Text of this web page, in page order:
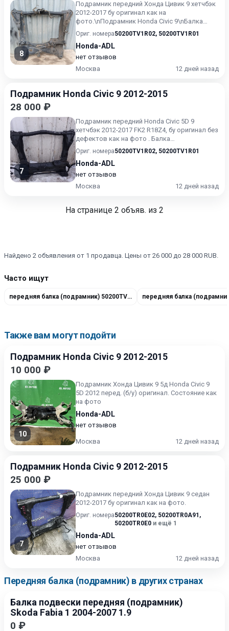
8
Подрамник передний Хонда Цивик 9 хетчбэк
2012-2017 бу оригинал как на
фото.\nПодрамник Honda Civic 9\nБалка
подвески Honda Civic 9\nНижняя б...
Ориг. номера50200TV1R02, 50200TV1R01
Honda-ADL
нет отзывов
Москва
12 дней назад
Подрамник Honda Civic 9 2012-2015
28 000 ₽
7
Подрамник передний Honda Civic 5D 9
хетчбэк 2012-2017 FK2 R18Z4, бу оригинал без
дефектов как на фото . Балка
передняя\nБалка подвески Honda...
Ориг. номера50200TV1R02, 50200TV1R01
Honda-ADL
нет отзывов
Москва
12 дней назад
На странице 2 объяв. из 2
Найдено 2 объявления от 1 продавца. Цены от 26 000 до 28 000 RUB.
Часто ищут
передняя балка (подрамник) 50200TV1R02
Также вам могут подойти
Подрамник Honda Civic 9 2012-2015
10 000 ₽
10
Подрамник Хонда Цивик 9 5д Honda Civic 9
5D 2012 перед. (б/у) оригинал. Состояние как
на фото
Honda-ADL
нет отзывов
Москва 12 дней назад
Подрамник Honda Civic 9 2012-2015
25 000 ₽
7
Подрамник передний Хонда Цивик 9 седан
2012-2017 бу оригинал как на фото.
Ориг. номера50200TR0E02, 50200TR0A91 ,
50200TR0E0 и ещё 1
Honda-ADL
нет отзывов
Москва
12 дней назад
Передняя балка (подрамник) в других странах
Балка подвески передняя (подрамник)
Skoda Fabia 1 2004-2007 1.9
0 ₽